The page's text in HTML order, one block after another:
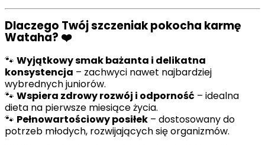
Dlaczego Twój szczeniak pokocha karmę
Wataha? ❤️
🐾 Wyjątkowy smak bażanta i delikatna
konsystencja – zachwyci nawet najbardziej
wybrednych juniorów.
🐾 Wspiera zdrowy rozwój i odporność – idealna
dieta na pierwsze miesiące życia.
🐾 Pełnowartościowy posiłek – dostosowany do
potrzeb młodych, rozwijających się organizmów.